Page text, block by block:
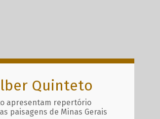
Quinteto
apresentam repertório
paisagens de Minas Gerais